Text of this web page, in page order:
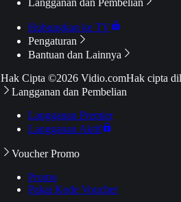
Langganan dan Pembelian
Hubungkan ke TV
Pengaturan
Bantuan dan Lainnya
Hak Cipta ©2026 Vidio.comHak cipta
Langganan dan Pembelian
Langganan Premier
Langganan Aktif
Voucher Promo
Promo
Pakai Kode Voucher